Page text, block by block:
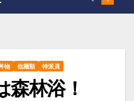
物 他麺類 特派員
森林浴！